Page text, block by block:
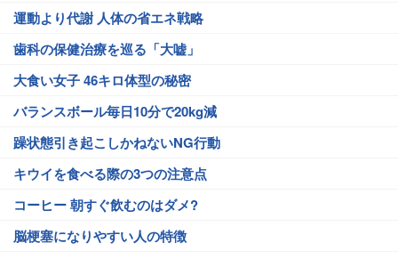
運動より代謝 人体の省エネ戦略
歯科の保健治療を巡る「大嘘」
大食い女子 46キロ体型の秘密
バランスボール毎日10分で20kg減
躁状態引き起こしかねないNG行動
キウイを食べる際の3つの注意点
コーヒー 朝すぐ飲むのはダメ?
脳梗塞になりやすい人の特徴